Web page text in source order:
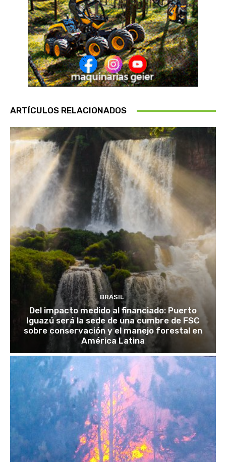
ARTÍCULOS RELACIONADOS
BRASIL
Del impacto medido al financiado: Puerto
Iguazú será la sede de una cumbre de FSC
sobre conservación y el manejo forestal en
América Latina